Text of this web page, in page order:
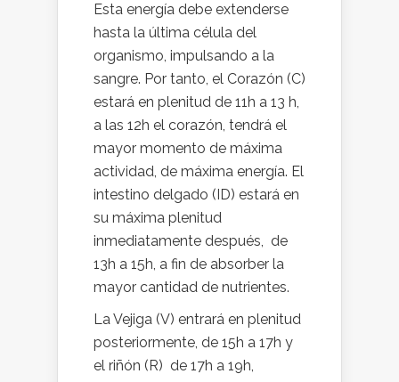
Esta energía debe extenderse
hasta la última célula del
organismo, impulsando a la
sangre. Por tanto, el Corazón (C)
estará en plenitud de 11h a 13 h,
a las 12h el corazón, tendrá el
mayor momento de máxima
actividad, de máxima energía. El
intestino delgado (ID) estará en
su máxima plenitud
inmediatamente después, de
13h a 15h, a fin de absorber la
mayor cantidad de nutrientes.
La Vejiga (V) entrará en plenitud
posteriormente, de 15h a 17h y
el riñón (R) de 17h a 19h,